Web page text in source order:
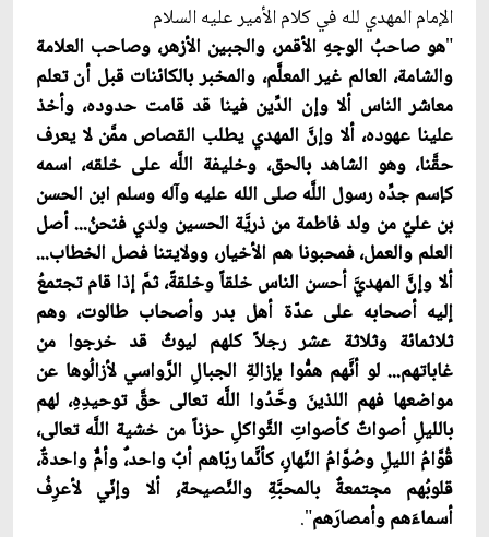
الإمام المهدي لله في كلام الأمير عليه السلام
"هو صاحبُ الوجهِ الأقمر، والجبين الأزهر، وصاحب العلامة
والشامة، العالم غير المعلَّم، والمخبر بالكائنات قبل أن تعلم
معاشر الناس ألا وإن الدِّين فينا قد قامت حدوده، وأخذ
علينا عهوده، ألا وإنّ‏َ المهدي يطلب القصاص ممَّن لا يعرف
حقَّنا، وهو الشاهد بالحق، وخليفة اللَّه على خلقه، اسمه
كإسم جدِّه رسول اللَّه صلى الله عليه وآله وسلم ابن الحسن
بن عليّ‏ِ من ولد فاطمة من ذريَّة الحسين ولدي فنحنُ... أصل
العلم والعمل، فمحبونا هم الأخيار، وولايتنا فصل الخطاب...
ألا وإنّ‏َ المهديّ‏َ أحسن الناس خلقاً وخلقةً، ثمّ‏َ إذا قام تجتمعُ
إليه أصحابه على عدّة أهل بدر وأصحاب طالوت، وهم
ثلاثمائة وثلاثة عشر رجلاً كلهم ليوثٌ قد خرجوا من
غاباتهم... لو أنَّهم همُّوا بإزالةِ الجبالِ الرَّواسي لأزالُوها عن
مواضعها فهم اللذينَ وحَّدُوا اللَّه تعالى حقّ‏َ توحيدِهِ، لهم
بالليلِ أصواتٌ كأصواتِ الثَّواكلِ حزناً من خشية اللَّه تعالى،
قُوَّامُ الليلِ وصُوَّامُ النَّهارِ، كأنَّما ربّاهم أبٌ واحد،ٌ وأمّ‏ٌ واحدةٌ،
قلوبُهم مجتمعةٌ بالمحبَّةِ والنَّصيحة،ِ ألا وإنّي لأعرِفُ
أسماءَهم وأمصارَهم".